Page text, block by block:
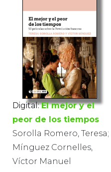
Digital: El mejor y el
peor de los tiempos
Sorolla Romero, Teresa;
Mínguez Cornelles,
Víctor Manuel